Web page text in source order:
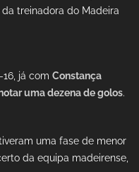
treinadora do Madeira
já com Constança
uma dezena de golos.
uma fase de menor
da equipa madeirense,